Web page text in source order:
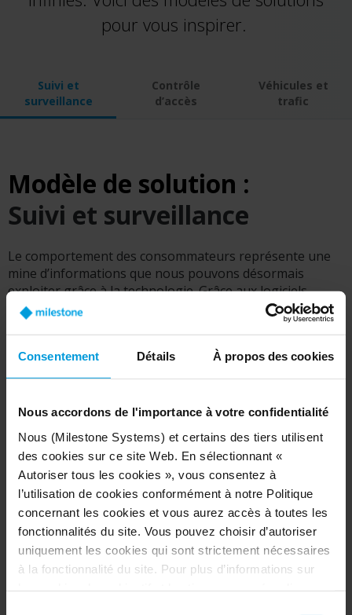
Consentement Détails À propos des cookies
Nous accordons de l'importance à votre confidentialité
Nous (Milestone Systems) et certains des tiers utilisent
des cookies sur ce site Web. En sélectionnant «
Autoriser tous les cookies », vous consentez à
l’utilisation de cookies conformément à notre Politique
concernant les cookies et vous aurez accès à toutes les
fonctionnalités du site. Vous pouvez choisir d’autoriser
uniquement les cookies qui sont strictement nécessaires
à la fonctionnalité du site. Pour plus d’informations sur
pour vous inspirer.
Suivi et
surveillance
Contrôle
d’accès
Véhicules et
trafic
Modèle de solution :
Suivi et surveillance
Le comportement des consommateurs représente une
mine d’informations que nous pouvons désormais
exploiter grâce à latechnologie. Grâce aux logiciels
d’analyse vidéo,
nalyser les expressions
faciales
suivre le
égalementenregistrerles articles qui partent des rayons
et quand cela se produit.Les systèmes de points de
constituent le haut de l’iceberg de la technologie quele
commerce de détail et d’autres secteurs peuvent utiliser
pour recueillir de précieux renseignements
commerciaux.
EN SAVOIR PLUS